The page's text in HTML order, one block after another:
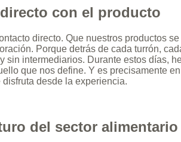
con el producto
directo. Que nuestros productos
Porque detrás de cada turrón,
sin intermediarios. Durante estos días,
que nos define. Y es precisamente
desde la experiencia.
del sector alimentario